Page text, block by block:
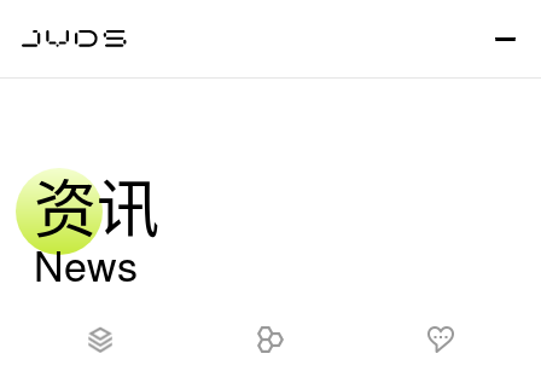
资讯
News